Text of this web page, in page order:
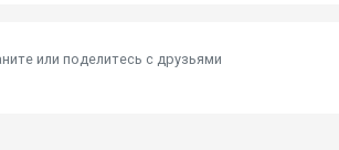
или поделитесь c друзьями